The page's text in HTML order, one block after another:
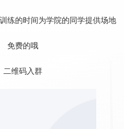
练的时间为学院的同学提供场地
免费的哦
二维码入群